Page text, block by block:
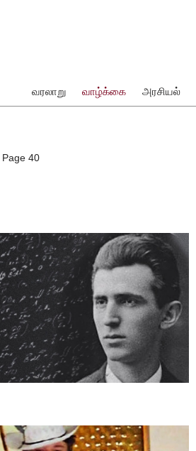
வரலாறு
வாழ்க்கை அரசியல்
Page 40